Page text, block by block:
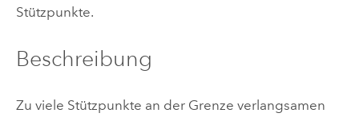
Stützpunkte.
Beschreibung
Zu viele Stützpunkte an der Grenze verlangsamen